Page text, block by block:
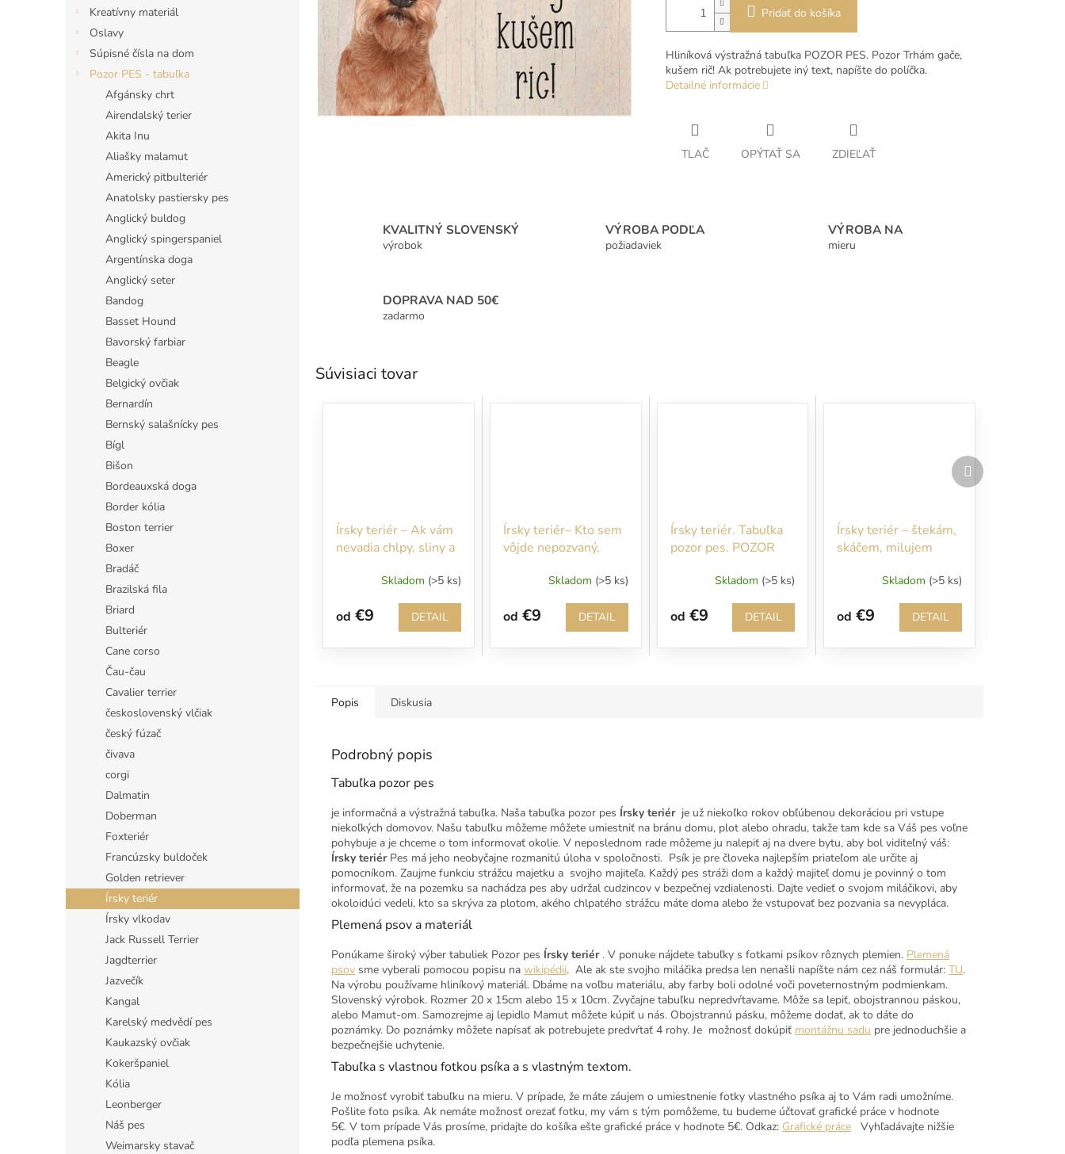
Kreatívny materiál
Oslavy
Súpisné čísla na dom
Pozor PES - tabuľka
Afgánsky chrt
Airendalský terier
Akita Inu
Aliašky malamut
Americký pitbulteriér
Anatolsky pastiersky pes
Anglický buldog
Anglický spingerspaniel
Argentínska doga
Anglický seter
Bandog
Basset Hound
Bavorský farbiar
Beagle
Belgický ovčiak
Bernardín
Bernský salašnícky pes
Bígl
Bišon
Bordeauxská doga
Border kólia
Boston terrier
Boxer
Bradáč
Brazilská fila
Briard
Bulteriér
Cane corso
Čau-čau
Cavalier terrier
československý vlčiak
český fúzač
čivava
corgi
Dalmatin
Doberman
Foxteriér
Francúzsky buldoček
Golden retriever
Írsky teriér
Írsky vlkodav
Jack Russell Terrier
Jagdterrier
Jazvečík
Kangal
Karelský medvědí pes
Kaukazský ovčiak
Kokeršpaniel
Kólia
Leonberger
Náš pes
Weimarsky stavač
Pridať do košíka
Hliníková výstražná tabuľka POZOR PES. Pozor Trhám gače,
kušem rič! Ak potrebujete iný text, napíšte do políčka.
Detailné informácie
TLAČ OPÝTAŤ SA ZDIEĽAŤ
KVALITNÝ SLOVENSKÝ
výrobok
VÝROBA PODĽA
požiadaviek
VÝROBA NA
mieru
DOPRAVA NAD 50€
zadarmo
Súvisiaci tovar
Írsky teriér – Ak vám
nevadia chlpy, sliny a
vstúpte!Skladom (>5 ks)
od €9 DETAIL
Írsky teriér– Kto sem
vôjde nepozvaný,
pohryzenýSkladom (>5 ks)
od €9 DETAIL
Írsky teriér. Tabuľka
pozor pes. POZOR
náš pozemok sa Vám
budem okamžite
venovať!
Skladom (>5 ks)
od €9 DETAIL
Írsky teriér – štekám,
skáčem, milujem
nevstupujte!!!
Skladom (>5 ks)
od €9 DETAIL
Ďalší
produkt
Popis Diskusia
Podrobný popis
Tabuľka pozor pes
je informačná a výstražná tabuľka. Naša tabuľka pozor pes Írsky teriér je už niekoľko rokov obľúbenou dekoráciou pri vstupe
niekoľkých domovov. Našu tabuľku môžeme môžete umiestniť na bránu domu, plot alebo ohradu, takže tam kde sa Váš pes voľne
pohybuje a je chceme o tom informovať okolie. V neposlednom rade môžeme ju nalepiť aj na dvere bytu, aby bol viditeľný váš:
Írsky teriérPes má jeho neobyčajne rozmanitú úloha v spoločnosti. Psík je pre človeka najlepším priateľom ale určite aj
pomocníkom. Zaujme funkciu strážcu majetku a svojho majiteľa. Každý pes stráži dom a každý majiteľ domu je povinný o tom
informovať, že na pozemku sa nachádza pes aby udržal cudzincov v bezpečnej vzdialenosti. Dajte vedieť o svojom miláčikovi, aby
okoloidúci vedeli, kto sa skrýva za plotom, akého chlpatého strážcu máte doma alebo že vstupovať bez pozvania sa nevypláca.
Plemená psov a materiál
Ponúkame široký výber tabuliek Pozor pes Írsky teriér. V ponuke nájdete tabuľky s fotkami psíkov rôznych plemien. Plemená
psov sme vyberali pomocou popisu na wikipédii. Ale ak ste svojho miláčika predsa len nenašli napíšte nám cez náš formulár: TU.
Na výrobu používame hliníkový materiál. Dbáme na voľbu materiálu, aby farby boli odolné voči poveternostným podmienkam.
Slovenský výrobok. Rozmer 20 x 15cm alebo 15 x 10cm. Zvyčajne tabuľku nepredvŕtavame. Môže sa lepiť, obojstrannou páskou,
alebo Mamut-om. Samozrejme aj lepidlo Mamut môžete kúpiť u nás. Obojstrannú pásku, môžeme dodať, ak to dáte do
poznámky. Do poznámky môžete napísať ak potrebujete predvŕtať 4 rohy. Je možnosť dokúpiť montážnu sadu pre jednoduchšie a
bezpečnejšie uchytenie.
Tabuľka s vlastnou fotkou psíka a s vlastným textom.
Je možnosť vyrobiť tabuľku na mieru. V prípade, že máte záujem o umiestnenie fotky vlastného psíka aj to Vám radi umožníme.
Pošlite foto psíka. Ak nemáte možnosť orezať fotku, my vám s tým pomôžeme, tu budeme účtovať grafické práce v hodnote
5€. V tom prípade Vás prosíme, pridajte do košíka ešte grafické práce v hodnote 5€. Odkaz: Grafické práce Vyhľadávajte nižšie
podľa plemena psíka.